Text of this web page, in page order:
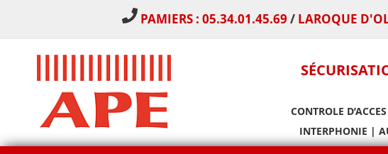
PAMIERS : 05.34.01.45.69/ LAROQUE
CONTROLE
INTERPHONIE |